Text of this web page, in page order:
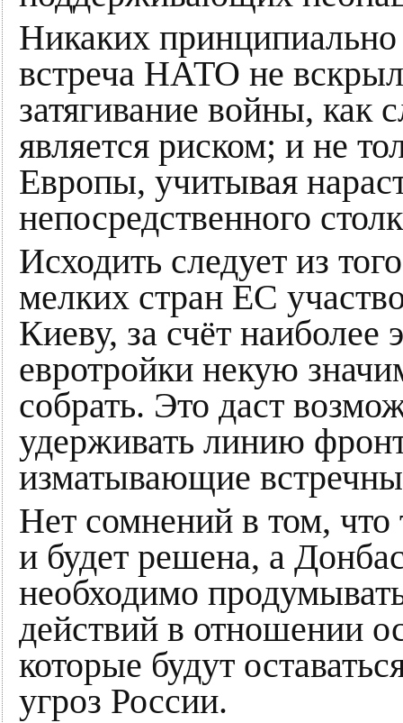
Никаких
встреча НАТО не
затягивание войны, как
является риском; и не
Европы, учитывая
непосредственного
Исходить следует из
мелких стран ЕС
Киеву, за счёт наиболее
евротройки некую
собрать. Это даст
удерживать линию
изматывающие
Нет сомнений в том, что
и будет решена, а
необходимо
действий в отношении
которые будут
угроз России.